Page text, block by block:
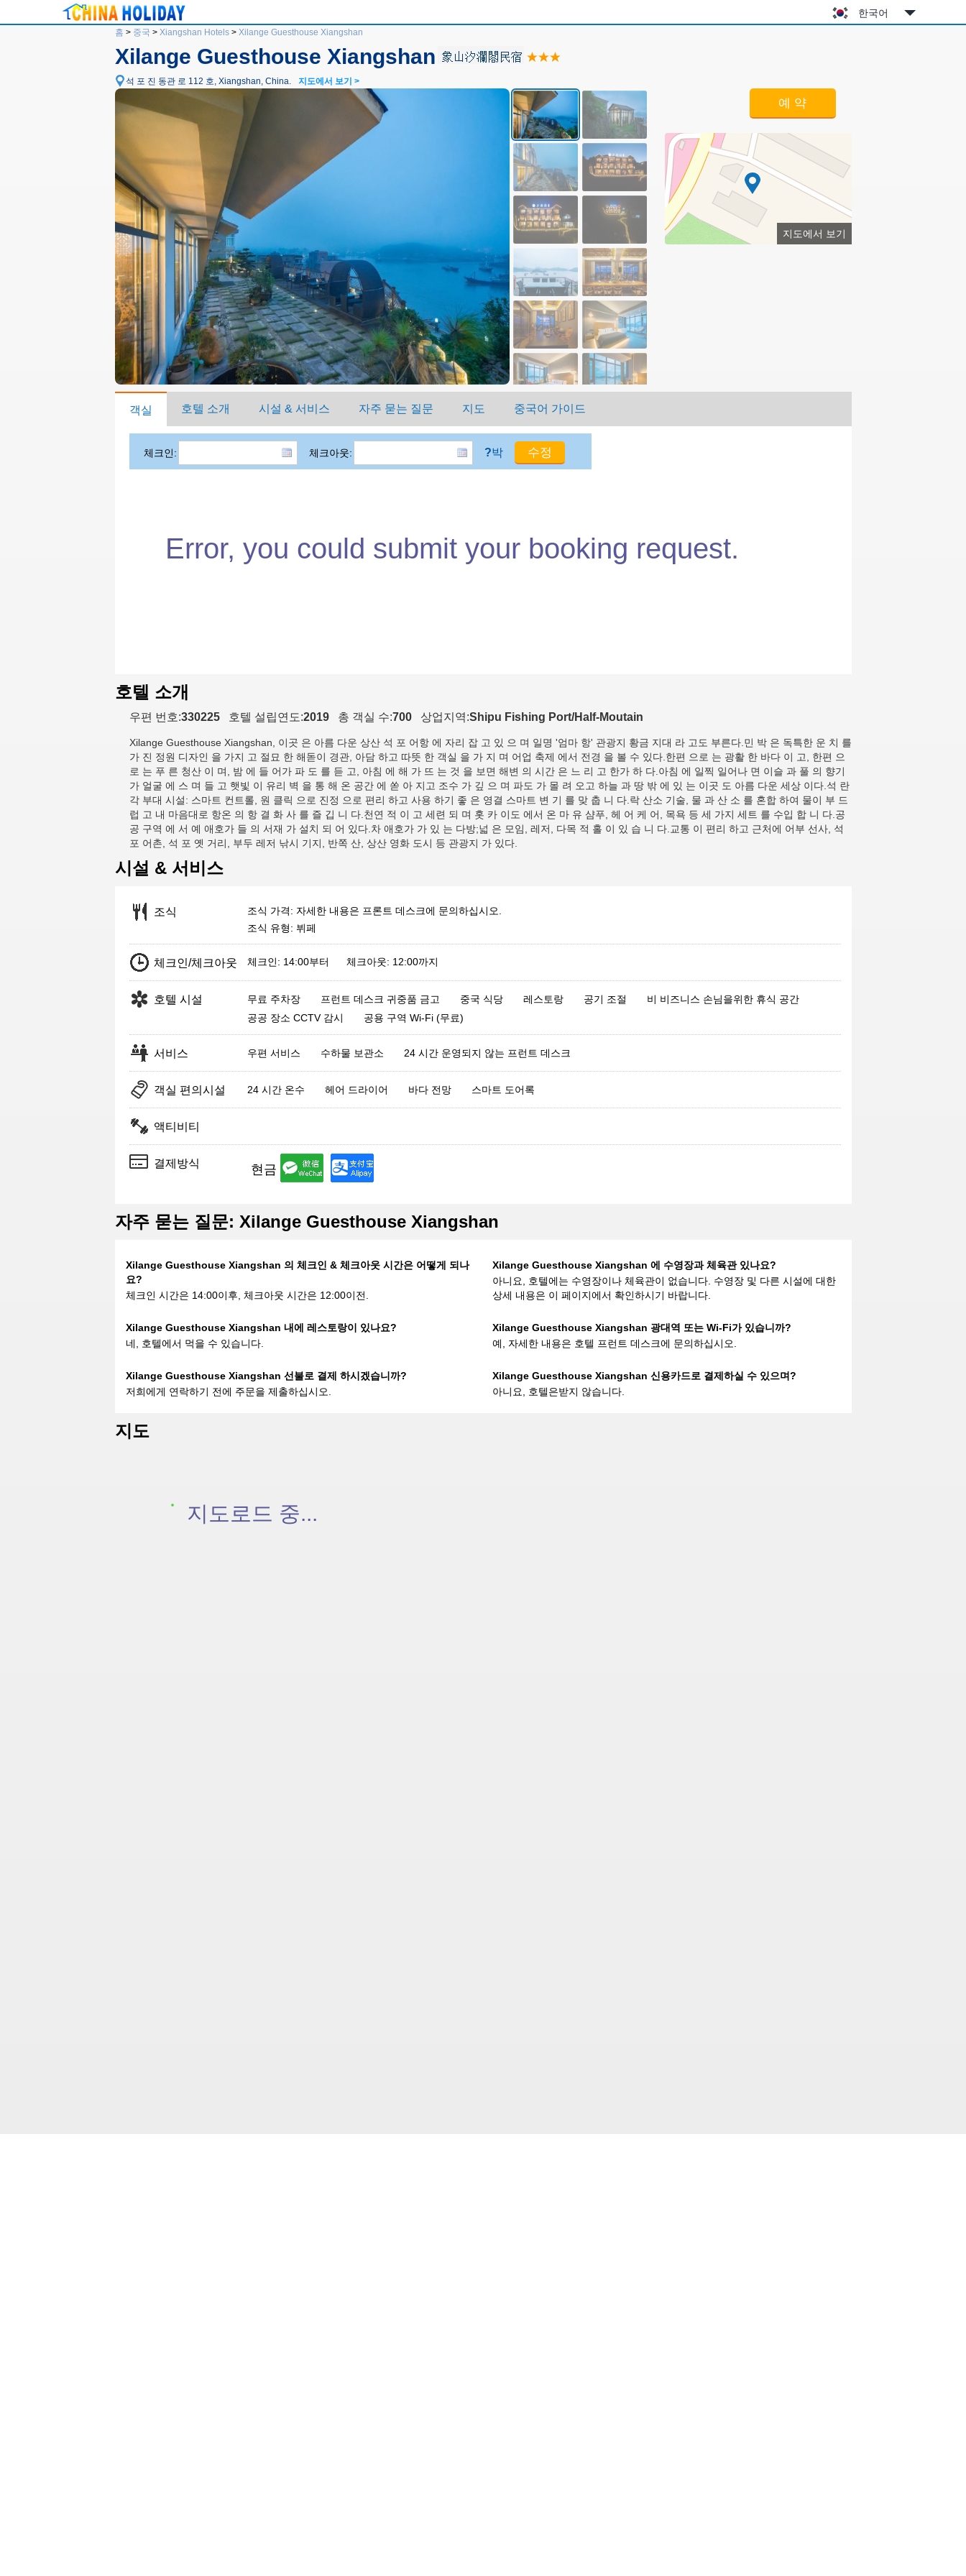
한국어
홈 > 중국 > Xiangshan Hotels> Xilange Guesthouse Xiangshan
Xilange Guesthouse Xiangshan
석 포 진 동관 로 112 호, Xiangshan, China. 지도에서 보기 >
예 약
지도에서 보기
객실 호텔 소개 시설 & 서비스 자주 묻는 질문 지도 중국어 가이드
체크인: 체크아웃: ?박
Error, you could submit your booking request.
호텔 소개
우편 번호:330225 호텔 설립연도:2019 총 객실 수:700 상업지역:Shipu Fishing Port/Half-Moutain
Xilange Guesthouse Xiangshan , 이곳 은 아름 다운 상산 석 포 어항 에 자리 잡 고 있 으 며 일명 '엄마 항' 관광지 황금 지대 라 고도 부른다.민 박 은 독특한 운 치 를
가 진 정원 디자인 을 가지 고 절묘 한 해돋이 경관, 아담 하고 따뜻 한 객실 을 가 지 며 어업 축제 에서 전경 을 볼 수 있다.한편 으로 는 광활 한 바다 이 고, 한편 으
로 는 푸 른 청산 이 며, 밤 에 들 어가 파 도 를 듣 고, 아침 에 해 가 뜨 는 것 을 보면 해변 의 시간 은 느 리 고 한가 하 다.아침 에 일찍 일어나 면 이슬 과 풀 의 향기
가 얼굴 에 스 며 들 고 햇빛 이 유리 벽 을 통 해 온 공간 에 쏟 아 지고 조수 가 깊 으 며 파도 가 몰 려 오고 하늘 과 땅 밖 에 있 는 이곳 도 아름 다운 세상 이다.석 란
각 부대 시설: 스마트 컨트롤, 원 클릭 으로 진정 으로 편리 하고 사용 하기 좋 은 영결 스마트 변 기 를 맞 춥 니 다.락 산소 기술, 물 과 산 소 를 혼합 하여 물이 부 드
럽 고 내 마음대로 항온 의 항 결 화 사 를 즐 깁 니 다.천연 적 이 고 세련 되 며 홋 카 이도 에서 온 마 유 샴푸, 헤 어 케 어, 목욕 등 세 가지 세트 를 수입 합 니 다.공
공 구역 에 서 예 애호가 들 의 서재 가 설치 되 어 있다.차 애호가 가 있 는 다방;넓 은 모임, 레저, 다목 적 홀 이 있 습 니 다.교통 이 편리 하고 근처에 어부 선사, 석
포 어촌, 석 포 옛 거리, 부두 레저 낚시 기지, 반쪽 산, 상산 영화 도시 등 관광지 가 있다.
시설 & 서비스
조식
조식 가격: 자세한 내용은 프론트 데스크에 문의하십시오.
조식 유형: 뷔페
체크인/체크아웃 체크인: 14:00부터 체크아웃: 12:00까지
호텔 시설 무료 주차장 프런트 데스크 귀중품 금고 중국 식당 레스토랑 공기 조절
비 비즈니스 손님을위한 휴식 공간
공공 장소 CCTV 감시
공용 구역 Wi-Fi (무료)
서비스 우편 서비스 수하물 보관소 24 시간 운영되지 않는 프런트 데스크
객실 편의시설 24 시간 온수 헤어 드라이어 바다 전망 스마트 도어록
액티비티
결제방식 현금
자주 묻는 질문: Xilange Guesthouse Xiangshan
Xilange Guesthouse Xiangshan 의 체크인 & 체크아웃 시간은 어떻게 되나
요?
체크인 시간은 14:00이후, 체크아웃 시간은 12:00이전.
Xilange Guesthouse Xiangshan 에 수영장과 체육관 있나요?
아니요, 호텔에는 수영장이나 체육관이 없습니다. 수영장 및 다른 시설에 대한
상세 내용은 이 페이지에서 확인하시기 바랍니다.
Xilange Guesthouse Xiangshan 내에 레스토랑이 있나요?
네, 호텔에서 먹을 수 있습니다.
Xilange Guesthouse Xiangshan 광대역 또는 Wi-Fi가 있습니까?
예, 자세한 내용은 호텔 프런트 데스크에 문의하십시오.
Xilange Guesthouse Xiangshan 선불로 결제 하시겠습니까?
저희에게 연락하기 전에 주문을 제출하십시오.
Xilange Guesthouse Xiangshan 신용카드로 결제하실 수 있으며?
아니요, 호텔은받지 않습니다.
지도
지도로드 중...